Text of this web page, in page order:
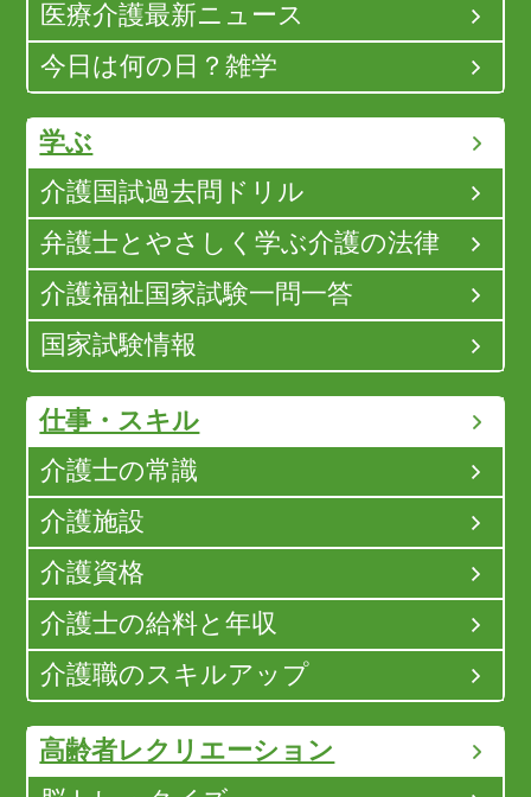
医療介護最新ニュース
今日は何の日？雑学
学ぶ
介護国試過去問ドリル
弁護士とやさしく学ぶ介護の法律
介護福祉国家試験一問一答
国家試験情報
仕事・スキル
介護士の常識
介護施設
介護資格
介護士の給料と年収
介護職のスキルアップ
高齢者レクリエーション